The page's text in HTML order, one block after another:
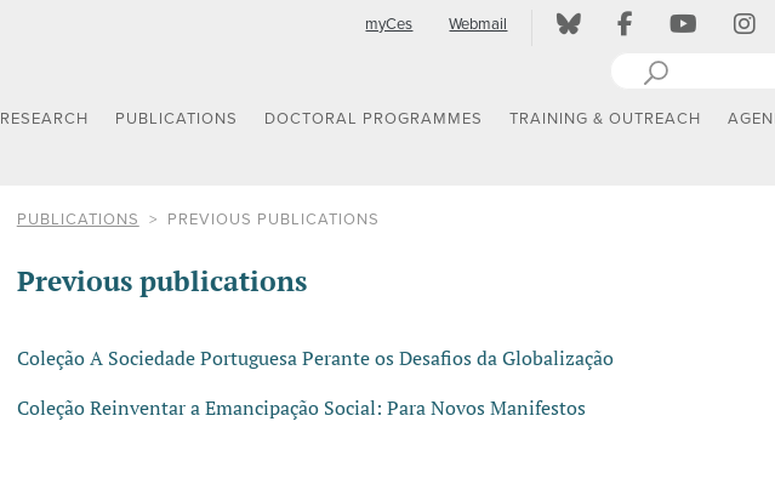
myCes Webmail
RESEARCH PUBLICATIONS DOCTORAL PROGRAMMES TRAINING & OUTREACH
PUBLICATIONS PREVIOUS PUBLICATIONS
Previous publications
Coleção A Sociedade Portuguesa Perante os Desafios da Globalização
Coleção Reinventar a Emancipação Social: Para Novos Manifestos